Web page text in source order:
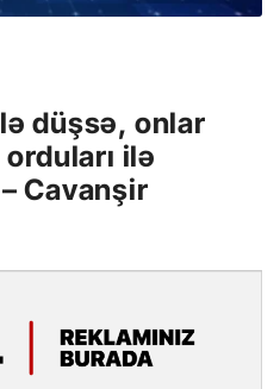
düşsə, onlar
ilə
Cavanşir